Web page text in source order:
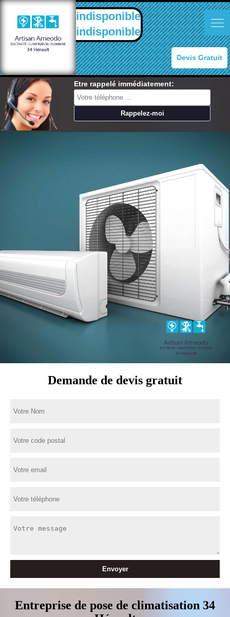
indisponible
indisponible
Devis Gratuit
Etre rappelé immédiatement:
Demande de devis gratuit
Entreprise de pose de climatisation 34